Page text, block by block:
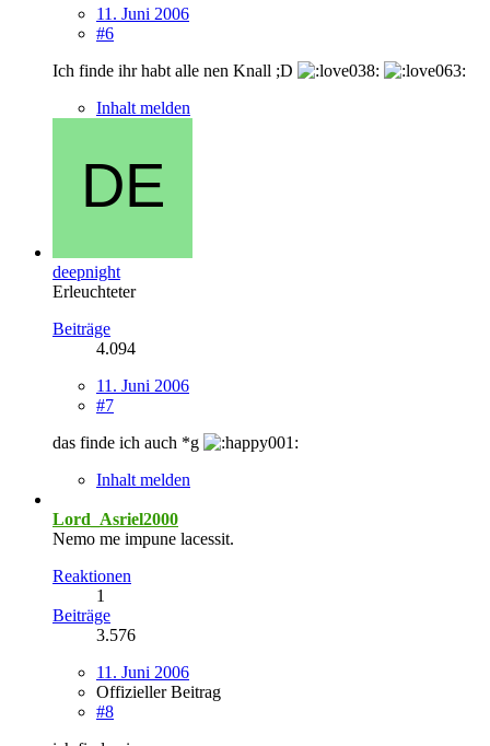
11. Juni 2006
#6
Ich finde ihr habt alle nen Knall ;D
Inhalt melden
deepnight
Erleuchteter
Beiträge
4.094
11. Juni 2006
#7
das finde ich auch *g
Inhalt melden
Lord_Asriel2000
Nemo me impune lacessit.
Reaktionen
1
Beiträge
3.576
11. Juni 2006
Offizieller Beitrag
#8